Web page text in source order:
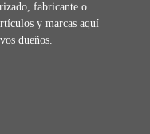
fabricante o
y marcas aquí
dueños.